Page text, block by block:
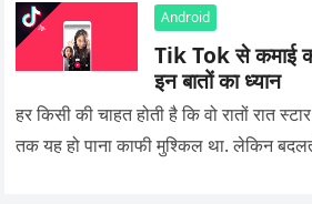
Android
Tik Tok से कमाई
इन बातों का ध्यान
हर किसी की चाहत होती है कि वो रातों रात
तक यह हो पाना काफी मुश्किल था. लेकिन